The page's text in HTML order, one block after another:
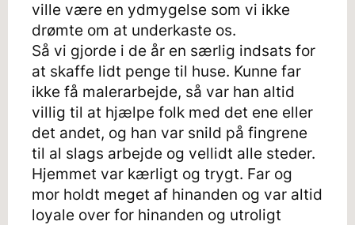
ville være en ydmygelse som vi ikke
drømte om at underkaste os.
Så vi gjorde i de år en særlig indsats for
at skaffe lidt penge til huse. Kunne far
ikke få malerarbejde, så var han altid
villig til at hjælpe folk med det ene eller
det andet, og han var snild på fingrene
til al slags arbejde og vellidt alle steder.
Hjemmet var kærligt og trygt. Far og
mor holdt meget af hinanden og var altid
loyale over for hinanden og utroligt